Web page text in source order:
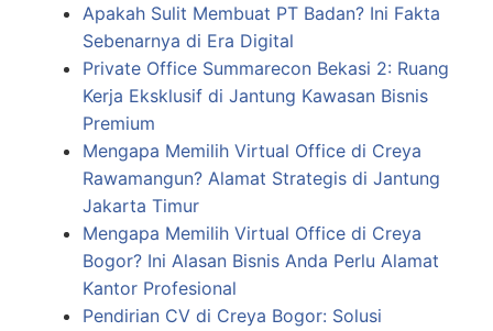
Apakah Sulit Membuat PT Badan? Ini Fakta
Sebenarnya di Era Digital
Private Office Summarecon Bekasi 2: Ruang
Kerja Eksklusif di Jantung Kawasan Bisnis
Premium
Mengapa Memilih Virtual Office di Creya
Rawamangun? Alamat Strategis di Jantung
Jakarta Timur
Mengapa Memilih Virtual Office di Creya
Bogor? Ini Alasan Bisnis Anda Perlu Alamat
Kantor Profesional
Pendirian CV di Creya Bogor: Solusi